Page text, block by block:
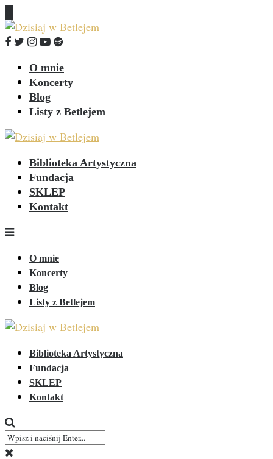
O mnie
Koncerty
Blog
Listy z Betlejem
Biblioteka Artystyczna
Fundacja
SKLEP
Kontakt
O mnie
Koncerty
Blog
Listy z Betlejem
Biblioteka Artystyczna
Fundacja
SKLEP
Kontakt